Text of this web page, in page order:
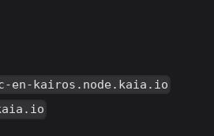
en-kairos.node.kaia.io